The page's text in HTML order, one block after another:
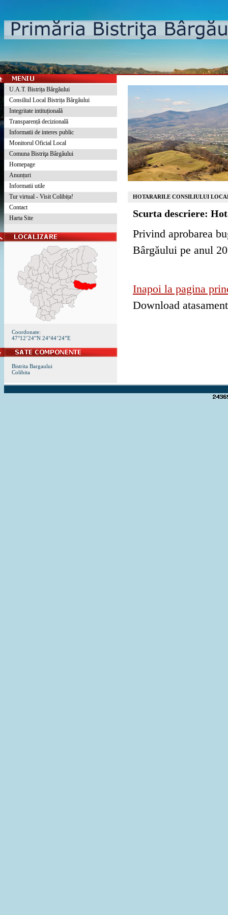
U.A.T. Bistrița Bârgăului
Consiliul Local Bistrița Bârgăului
Integritate intituțională
Transparență decizională
Informatii de interes public
Monitorul Oficial Local
Comuna Bistriţa Bârgăului
Homepage
Anunțuri
Informatii utile
Tur virtual - Visit Colibița!
Contact
Harta Site
Coordonate:
47°12’24”N 24°44’24”E
Bistrita Bargaului
Colibita
HOTARARILE CONSILIULUI
Scurta descriere:
Privind aprobarea
Bârgăului pe anul
Inapoi la pagina
Download